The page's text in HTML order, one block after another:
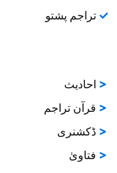
تراجم پشتو
احادیث
قرآن تراجم
ڈکشنری
فتاویٰ